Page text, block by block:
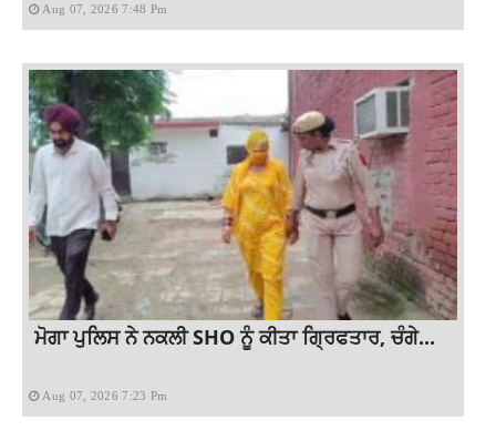
Aug 07, 2026 7:48 Pm
ਮੋਗਾ ਪੁਲਿਸ ਨੇ ਨਕਲੀ SHO ਨੂੰ ਕੀਤਾ ਗ੍ਰਿਫਤਾਰ, ਚੰਗੇ...
Aug 07, 2026 7:23 Pm